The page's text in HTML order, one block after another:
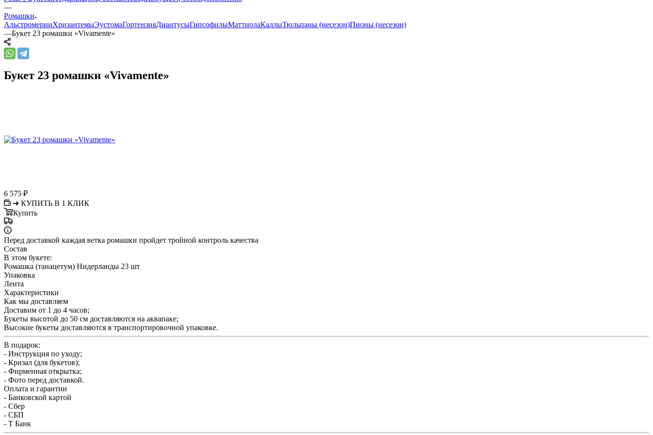
—
Ромашки
АльстромерииХризантемыЭустомаГортензияДиантусыГипсофилыМаттиолаКаллыТюльпаны (несезон)Пионы (несезон)
—Букет 23 ромашки «Vivamente»
Букет 23 ромашки «Vivamente»
6 575 ₽
➜ КУПИТЬ В 1 КЛИК
Купить
Перед доставкой каждая ветка ромашки пройдет тройной контроль качества
Состав
В этом букете:
Ромашка (танацетум) Нидерланды 23 шт
Упаковка
Лента
Характеристики
Как мы доставляем
Доставим от 1 до 4 часов;
Букеты высотой до 50 см доставляются на аквапаке;
Высокие букеты доставляются в транспортировочной упаковке.
В подарок:
- Инструкция по уходу;
- Кризал (для букетов);
- Фирменная открытка;
- Фото перед доставкой.
Оплата и гарантии
- Банковской картой
- Сбер
- СБП
- Т Банк